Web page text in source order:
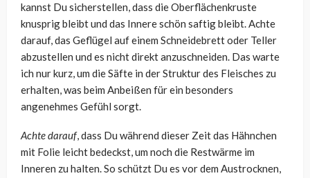
kannst Du sicherstellen, dass die Oberflächenkruste
knusprig bleibt und das Innere schön saftig bleibt. Achte
darauf, das Geflügel auf einem Schneidebrett oder Teller
abzustellen und es nicht direkt anzuschneiden. Das warte
ich nur kurz, um die Säfte in der Struktur des Fleisches zu
erhalten, was beim Anbeißen für ein besonders
angenehmes Gefühl sorgt.
Achte darauf, dass Du während dieser Zeit das Hähnchen
mit Folie leicht bedeckst, um noch die Restwärme im
Inneren zu halten. So schützt Du es vor dem Austrocknen,